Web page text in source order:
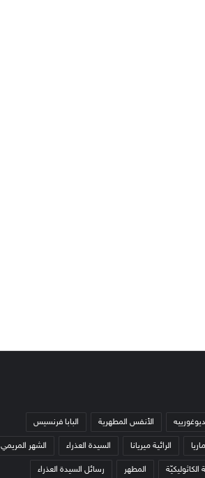
الأنفس المطهرية البابا فرنسيس
الرائية ميريانا السيدة العذراء الشهر المريمي
الكاثوليكيّة المطهر رسائل السيدة العذراء